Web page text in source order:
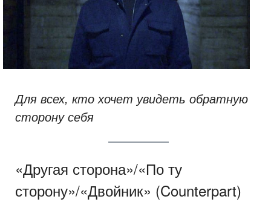
Для всех, кто хочет увидеть обратную
сторону себя
«Другая сторона»/«По ту
сторону»/«Двойник» (Counterpart)